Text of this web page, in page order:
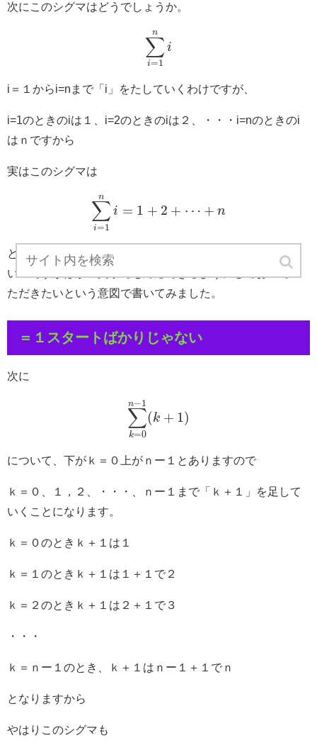
次にこのシグマはどうでしょうか。
∑
i=1
n
i
i＝１からi=nまで「i」をたしていくわけですが、
i=1のときのiは１、i=2のときのiは２、・・・i=nのときのi
はｎですから
実はこのシグマは
∑
i=1
n
i = 1 + 2 + ⋯ + n
と同じ数列の和になります。ｋ＝・・とｋを使うことが多
いのですがほかの文字でも対応できるようにしておいてい
ただきたいという意図で書いてみました。
＝１スタートばかりじゃない
次に
∑
k=0
n−1
(k + 1)
について、下がｋ＝０上がｎー１とありますので
ｋ＝０、１，２、・・・、ｎー１まで「ｋ＋１」を足して
いくことになります。
ｋ＝０のときｋ＋１は１
ｋ＝１のときｋ＋１は１＋１で２
ｋ＝２のときｋ＋１は２＋１で３
・・・
ｋ＝ｎー１のとき、ｋ＋１はｎー１＋１でｎ
となりますから
やはりこのシグマも